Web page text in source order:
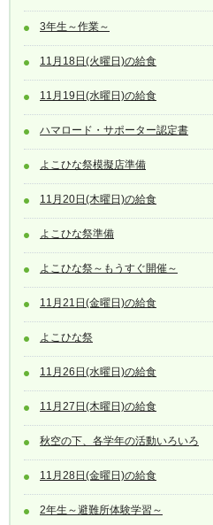
3年生～作業～
11月18日(火曜日)の給食
11月19日(水曜日)の給食
ハマロード・サポーター認定書
よこひな祭模擬店準備
11月20日(木曜日)の給食
よこひな祭準備
よこひな祭～もうすぐ開催～
11月21日(金曜日)の給食
よこひな祭
11月26日(水曜日)の給食
11月27日(木曜日)の給食
秋空の下、各学年の活動いろいろ
11月28日(金曜日)の給食
2年生～避難所体験学習～